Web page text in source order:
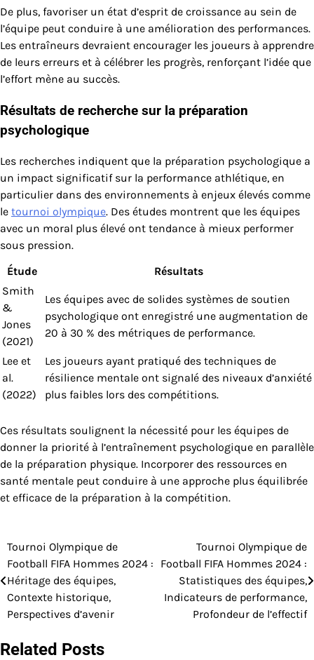
De plus, favoriser un état d’esprit de croissance au sein de
l’équipe peut conduire à une amélioration des performances.
Les entraîneurs devraient encourager les joueurs à apprendre
de leurs erreurs et à célébrer les progrès, renforçant l’idée que
l’effort mène au succès.
Résultats de recherche sur la préparation
psychologique
Les recherches indiquent que la préparation psychologique a
un impact significatif sur la performance athlétique, en
particulier dans des environnements à enjeux élevés comme
le tournoi olympique. Des études montrent que les équipes
avec un moral plus élevé ont tendance à mieux performer
sous pression.
Étude
Résultats
Smith
&
Jones
(2021)
Les équipes avec de solides systèmes de soutien
psychologique ont enregistré une augmentation de
20 à 30 % des métriques de performance.
Lee et
al.
(2022)
Les joueurs ayant pratiqué des techniques de
résilience mentale ont signalé des niveaux d’anxiété
plus faibles lors des compétitions.
Ces résultats soulignent la nécessité pour les équipes de
donner la priorité à l’entraînement psychologique en parallèle
de la préparation physique. Incorporer des ressources en
santé mentale peut conduire à une approche plus équilibrée
et efficace de la préparation à la compétition.
Post
navigation
Tournoi Olympique de
Football FIFA Hommes 2024 :
Héritage des équipes,
Contexte historique,
Perspectives d’avenir
Tournoi Olympique de
Football FIFA Hommes 2024 :
Statistiques des équipes,
Indicateurs de performance,
Profondeur de l’effectif
Related Posts